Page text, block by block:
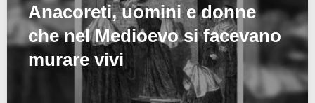
Anacoreti, uomini e donne
che nel Medioevo si facevano
murare vivi